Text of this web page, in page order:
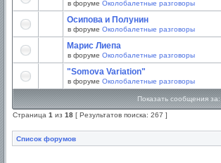
в форуме Околобалетные разговоры
Осипова и Полунин
в форуме Околобалетные разговоры
Марис Лиепа
в форуме Околобалетные разговоры
"Somova Variation"
в форуме Околобалетные разговоры
Показать сообщения за:
Страница 1 из 18 [ Результатов поиска: 267 ]
Список форумов